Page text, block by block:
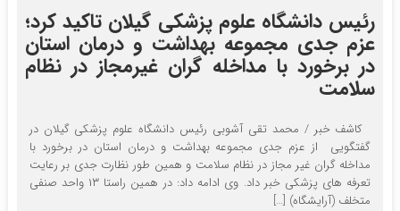
رئیس دانشگاه علوم پزشکی گیلان تاکید کرد؛
عزم جدی مجموعه بهداشت و درمان استان
در برخورد با مداخله گران غیرمجاز در نظام
سلامت
کاشف خبر / محمد تقی آشوبی رئیس دانشگاه علوم پزشکی گیلان در
گفتگویی از عزم جدی مجموعه بهداشت و درمان استان در برخورد با
مداخله گران غیر مجاز در نظام سلامت و همین طور نظارت جدی بر رعایت
تعرفه های پزشکی خبر داد. وی ادامه داد: در همین راستا ۱۳ واحد صنفی
متخلف (آرایشگاه) […]